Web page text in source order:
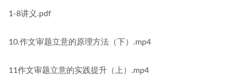
1-8讲义.pdf
10.作文审题立意的原理方法（下）.mp4
11作文审题立意的实践提升（上）.mp4